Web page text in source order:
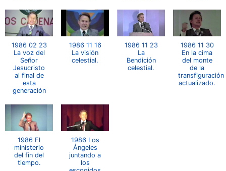
1986 02 23
La voz del
Señor
Jesucristo
al final de
esta
generación
1986 11 16
La visión
celestial.
1986 11 23
La
Bendición
celestial.
1986 11 30
En la cima
del monte
de la
transfiguración
actualizado.
1986 El
ministerio
del fin del
tiempo.
1986 Los
Ángeles
juntando a
los